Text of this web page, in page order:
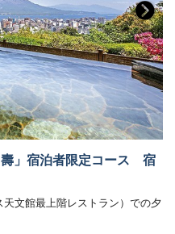
。実際と異なる場合もございま
ラー N バロン・ナガサワ」で
以降のご夕食内容を変更いただ
ては追加料金が発生いたしま
。
6：30-10：00
生する場合がございます。
壽」宿泊者限定コース 宿
文館最上階レストラン）での夕